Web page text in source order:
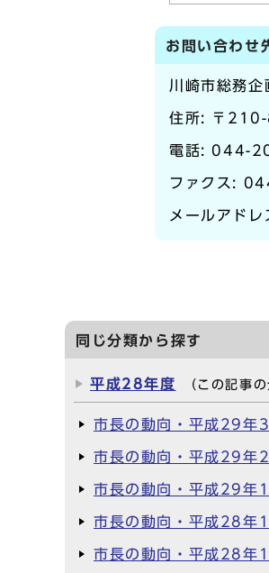
お問い合わせ
川崎市総務企
住所: 〒210-
電話: 044-
ファクス:
メールアドレ
同じ分類から探す
平成28年度 （この記事の
市長の動向・平成29年3
市長の動向・平成29年2
市長の動向・平成29年1
市長の動向・平成28年
市長の動向・平成28年